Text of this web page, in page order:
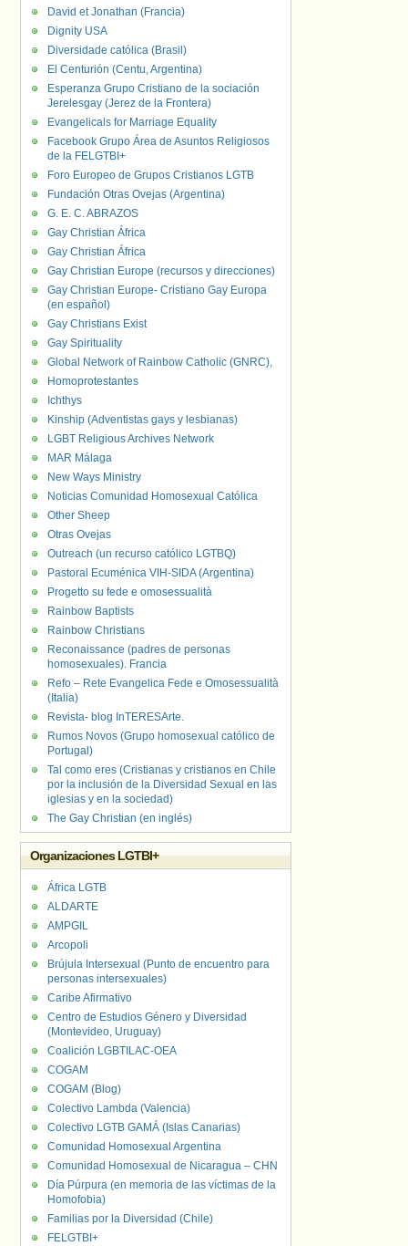
David et Jonathan (Francia)
Dignity USA
Diversidade católica (Brasil)
El Centurión (Centu, Argentina)
Esperanza Grupo Cristiano de la sociación
Jerelesgay (Jerez de la Frontera)
Evangelicals for Marriage Equality
Facebook Grupo Área de Asuntos Religiosos
de la FELGTBI+
Foro Europeo de Grupos Cristianos LGTB
Fundación Otras Ovejas (Argentina)
G. E. C. ABRAZOS
Gay Christian África
Gay Christian África
Gay Christian Europe (recursos y direcciones)
Gay Christian Europe- Cristiano Gay Europa
(en español)
Gay Christians Exist
Gay Spirituality
Global Network of Rainbow Catholic (GNRC),
Homoprotestantes
Ichthys
Kinship (Adventistas gays y lesbianas)
LGBT Religious Archives Network
MAR Málaga
New Ways Ministry
Noticias Comunidad Homosexual Católica
Other Sheep
Otras Ovejas
Outreach (un recurso católico LGTBQ)
Pastoral Ecuménica VIH-SIDA (Argentina)
Progetto su fede e omosessualità
Rainbow Baptists
Rainbow Christians
Reconaissance (padres de personas
homosexuales). Francia
Refo – Rete Evangelica Fede e Omosessualità
(Italia)
Revista- blog InTERESArte.
Rumos Novos (Grupo homosexual católico de
Portugal)
Tal como eres (Cristianas y cristianos en Chile
por la inclusión de la Diversidad Sexual en las
iglesias y en la sociedad)
The Gay Christian (en inglés)
Organizaciones LGTBI+
África LGTB
ALDARTE
AMPGIL
Arcopoli
Brújula Intersexual (Punto de encuentro para
personas intersexuales)
Caribe Afirmativo
Centro de Estudios Género y Diversidad
(Montevideo, Uruguay)
Coalición LGBTILAC-OEA
COGAM
COGAM (Blog)
Colectivo Lambda (Valencia)
Colectivo LGTB GAMÁ (Islas Canarias)
Comunidad Homosexual Argentina
Comunidad Homosexual de Nicaragua – CHN
Día Púrpura (en memoria de las víctimas de la
Homofobia)
Familias por la Diversidad (Chile)
FELGTBI+